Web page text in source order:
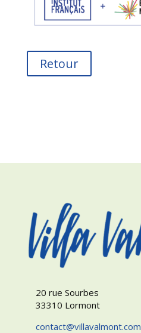
Retour
20 rue Sourbes
33310 Lormont
contact
villavalmont.com